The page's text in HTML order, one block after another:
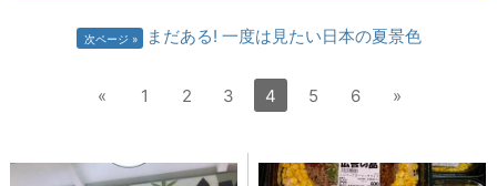
次ページ まだある! 一度は見たい日本の夏景色
« 1 2 3 4 5 6 »